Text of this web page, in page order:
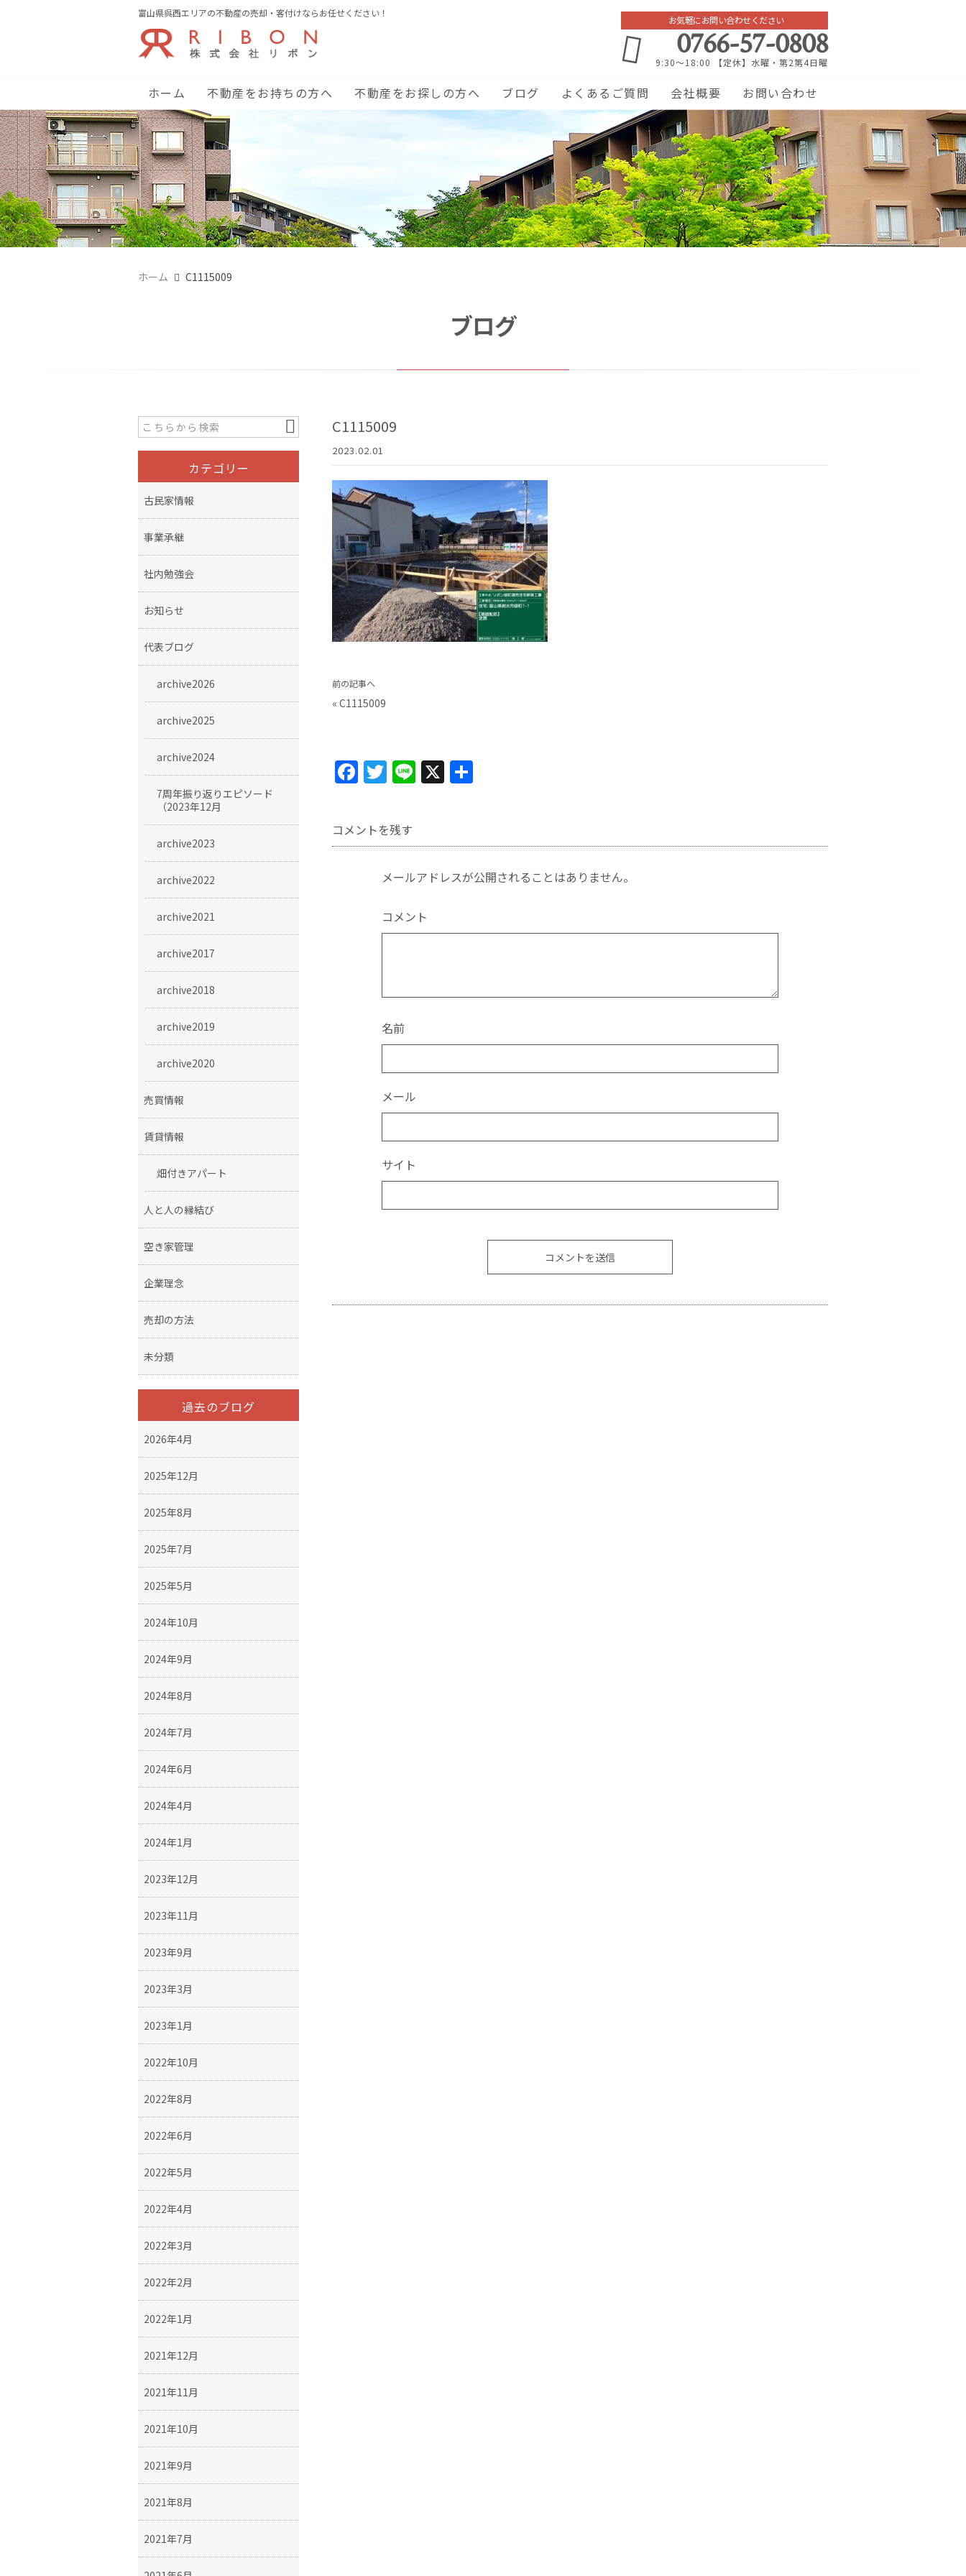
富山県呉西エリアの不動産の売却・客付けならお任せください！
お気軽にお問い合わせください
0766-57-0808
9:30～18:00 【定休】水曜・第2第4日曜
ホーム 不動産をお持ちの方へ 不動産をお探しの方へ ブログ よくあるご質問 会社概要 お問い合わせ
ホーム C1115009
ブログ
C1115009
2023.02.01
前の記事へ
« C1115009
F
c
e
T
itt
er
Li X
コメントを残す
メールアドレスが公開されることはありません。
コメント
名前
メール
サイト
カテゴリー
古民家情報
事業承継
社内勉強会
お知らせ
代表ブログ
archive2026
archive2025
archive2024
7周年振り返りエピソード
（2023年12月
archive2023
archive2022
archive2021
archive2017
archive2018
archive2019
archive2020
売買情報
賃貸情報
畑付きアパート
人と人の縁結び
空き家管理
企業理念
売却の方法
未分類
過去のブログ
2026年4月
2025年12月
2025年8月
2025年7月
2025年5月
2024年10月
2024年9月
2024年8月
2024年7月
2024年6月
2024年4月
2024年1月
2023年12月
2023年11月
2023年9月
2023年3月
2023年1月
2022年10月
2022年8月
2022年6月
2022年5月
2022年4月
2022年3月
2022年2月
2022年1月
2021年12月
2021年11月
2021年10月
2021年9月
2021年8月
2021年7月